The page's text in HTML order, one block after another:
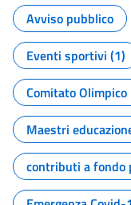
Avviso pubblico
Eventi sportivi (1)
Comitato
Maestri
contributi a fondo